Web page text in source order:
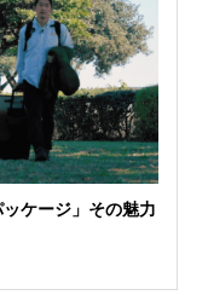
ケージ」その魅力